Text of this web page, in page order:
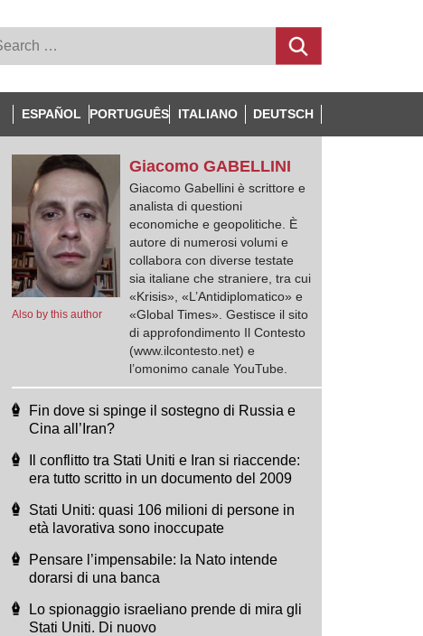
ESPAÑOL PORTUGUÊS ITALIANO DEUTSCH
Also by this author
Giacomo GABELLINI
Giacomo Gabellini è scrittore e
analista di questioni
economiche e geopolitiche. È
autore di numerosi volumi e
collabora con diverse testate
sia italiane che straniere, tra cui
«Krisis», «L’Antidiplomatico» e
«Global Times». Gestisce il sito
di approfondimento Il Contesto
(www.ilcontesto.net) e
l’omonimo canale YouTube.
Fin dove si spinge il sostegno di Russia e
Cina all’Iran?
Il conflitto tra Stati Uniti e Iran si riaccende:
era tutto scritto in un documento del 2009
Stati Uniti: quasi 106 milioni di persone in
età lavorativa sono inoccupate
Pensare l’impensabile: la Nato intende
dorarsi di una banca
Lo spionaggio israeliano prende di mira gli
Stati Uniti. Di nuovo